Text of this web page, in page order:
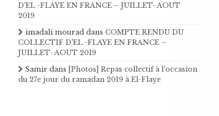
D'EL -FLAYE EN FRANCE – JUILLET- AOUT
2019
imadali mourad dans COMPTE RENDU DU
COLLECTIF D'EL -FLAYE EN FRANCE –
JUILLET- AOUT 2019
Samir dans [Photos] Repas collectif à l'occasion
du 27e jour du ramadan 2019 à El-Flaye